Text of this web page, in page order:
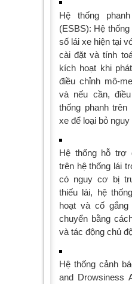
Hệ thống
(ESBS): Hệ
số lái xe hiện tại
cài đặt và tính
kích hoạt khi
điều chỉnh mô-
và nếu cần,
thống phanh trên
xe để loại bỏ
Hệ thống hỗ trợ
trên hệ thống lái
có nguy cơ bị
thiếu lái, hệ
hoạt và cố
chuyển bằng
và tác động chủ
Hệ thống cảnh
and Drowsiness